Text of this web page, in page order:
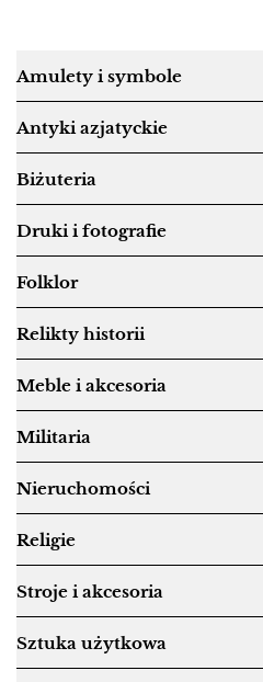
Amulety i symbole
Antyki azjatyckie
Biżuteria
Druki i fotografie
Folklor
Relikty historii
Meble i akcesoria
Militaria
Nieruchomości
Religie
Stroje i akcesoria
Sztuka użytkowa